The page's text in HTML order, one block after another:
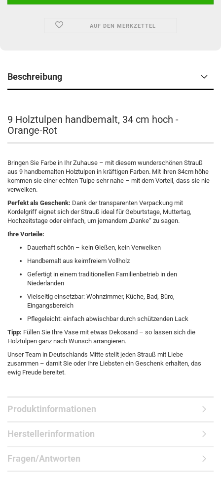
AUF DEN MERKZETTEL
Beschreibung
9 Holztulpen handbemalt, 34 cm hoch -
Orange-Rot
Bringen Sie Farbe in Ihr Zuhause – mit diesem wunderschönen Strauß
aus 9 handbemalten Holztulpen in kräftigen Farben. Mit ihren 34cm höhe
kommen sie einer echten Tulpe sehr nahe – mit dem Vorteil, dass sie nie
verwelken.
Perfekt als Geschenk: Dank der transparenten Verpackung mit
Kordelgriff eignet sich der Strauß ideal für Geburtstage, Muttertag,
Hochzeitstage oder einfach, um jemandem „Danke“ zu sagen.
Ihre Vorteile:
Dauerhaft schön – kein Gießen, kein Verwelken
Handbemalt aus keimfreiem Vollholz
Gefertigt in einem traditionellen Familienbetrieb in den
Niederlanden
Vielseitig einsetzbar: Wohnzimmer, Küche, Bad, Büro,
Eingangsbereich
Pflegeleicht: einfach abwischbar durch schützenden Lack
Tipp: Füllen Sie Ihre Vase mit etwas Dekosand – so lassen sich die
Holztulpen ganz nach Wunsch arrangieren.
Unser Team in Deutschlands Mitte stellt jeden Strauß mit Liebe
zusammen – damit Sie oder Ihre Liebsten ein Geschenk erhalten, das
ewig Freude bereitet.
Produktinformationen
Herstellerinformation
Fragen/Antworten